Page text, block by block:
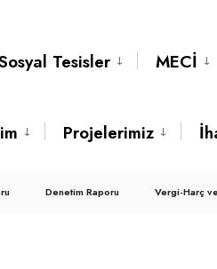
Tesisler MECİ
Projelerimiz
Denetim Raporu Vergi-Harç